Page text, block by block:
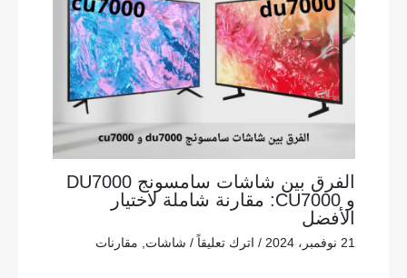
الفرق بين شاشات سامسونج DU7000
و CU7000: مقارنة شاملة لاختيار
الأفضل
21 نوفمبر، 2024 / اترك تعليقاً / شاشات, مقارنات